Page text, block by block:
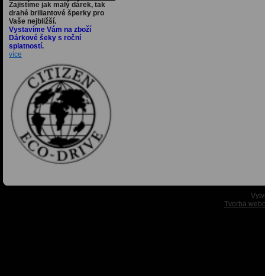
Zajistíme jak malý dárek, tak
drahé briliantové šperky pro
Vaše nejbližší.
Vystavíme Vám na zboží
Dárkové šeky s roční
splatností.
více
Tvorba